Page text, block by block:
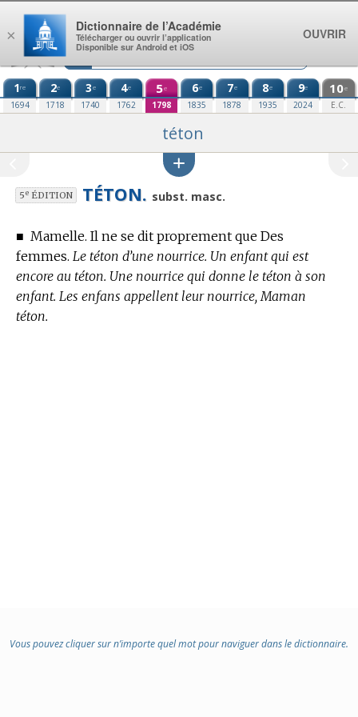
Aller au contenu
1re
1694
2e
1718
3e
1740
4e
1762
5e
1798
6e
1835
7e
1878
8e
1935
9e
2024
10e
E.C.
téton
5eÉDITION TÉTON. subst. masc.
■ Mamelle. Il ne se dit proprement que Des
femmes. Le téton d’une nourrice. Un enfant qui est
encore au téton. Une nourrice qui donne le téton à son
enfant. Les enfans appellent leur nourrice, Maman
téton.
Vous pouvez cliquer sur n’importe quel mot pour naviguer dans le dictionnaire.
×
Dictionnaire de l’Académie
Télécharger ou ouvrir l’application
Disponible sur Android et iOS
OUVRIR